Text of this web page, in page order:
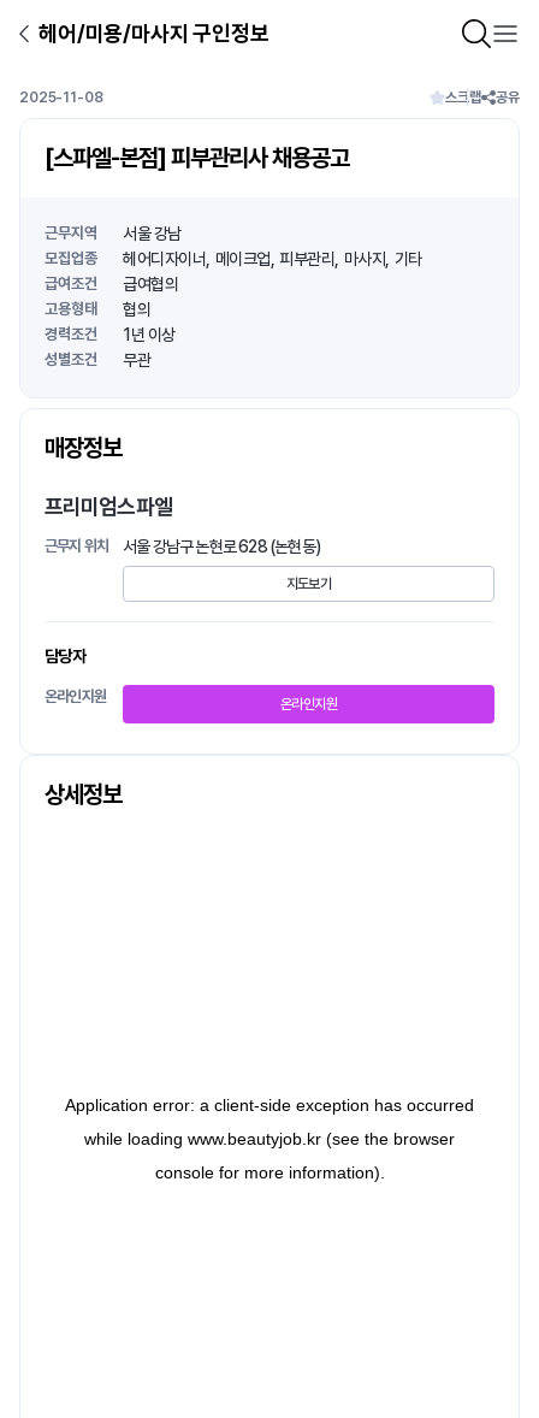
헤어/미용/마사지 구인정보
2025-11-08 스크랩 공유
[스파엘-본점] 피부관리사 채용공고
근무지역 서울 강남
모집업종 헤어디자이너 메이크업 피부관리 마사지 기타
급여조건 급여협의
고용형태 협의
경력조건 1년 이상
성별조건 무관
매장정보
프리미엄스파엘
근무지 위치 서울 강남구 논현로 628 (논현동)
지도보기
담당자
온라인지원 온라인지원
상세정보